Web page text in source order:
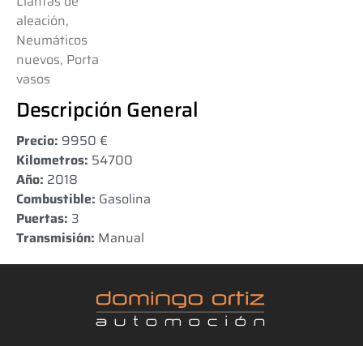
aleación,
Neumáticos
nuevos, Porta
vasos
Descripción General
Precio: 9950 €
Kilometros: 54700
Año: 2018
Combustible: Gasolina
Puertas: 3
Transmisión: Manual